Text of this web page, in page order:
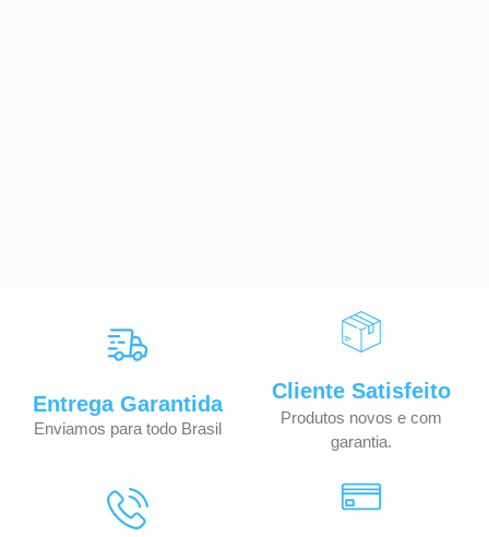
Entrega Garantida
Enviamos para todo Brasil
Cliente Satisfeito
Produtos novos e com
garantia.